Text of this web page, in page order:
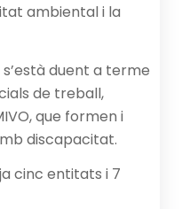
ambiental i la
duent a terme
de treball,
que formen i
discapacitat.
cinc entitats i 7